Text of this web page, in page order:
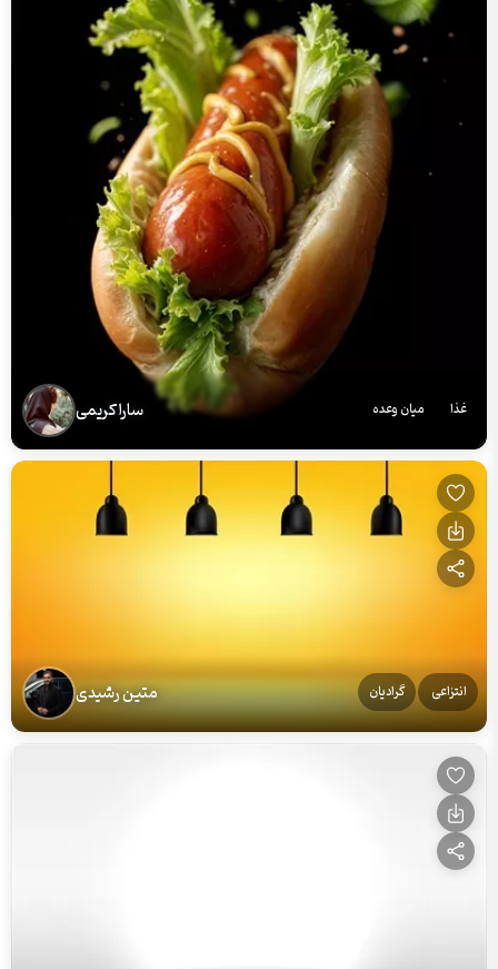
غذا میان وعده سارا کریمی
انتزاعی گرادیان متین رشیدی